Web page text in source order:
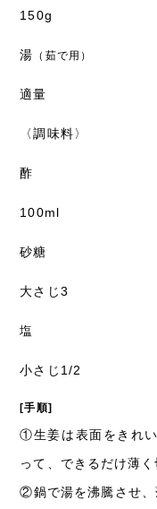
150g
湯 （茹で用）
適量
〈調味料〉
酢
100ml
砂糖
大さじ3
塩
小さじ1/2
[手順]
①生姜は表面をきれ
って、できるだけ薄く
②鍋で湯を沸騰させ